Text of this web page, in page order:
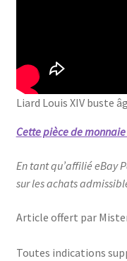
Liard Louis XIV buste
Cette pièce de
En tant qu’affilié eBay
sur les achats
Article offert par
Toutes indications